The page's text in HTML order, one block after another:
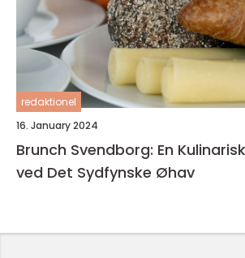
redaktionel
16. January 2024
Brunch Svendborg: En
ved Det Sydfynske Øhav